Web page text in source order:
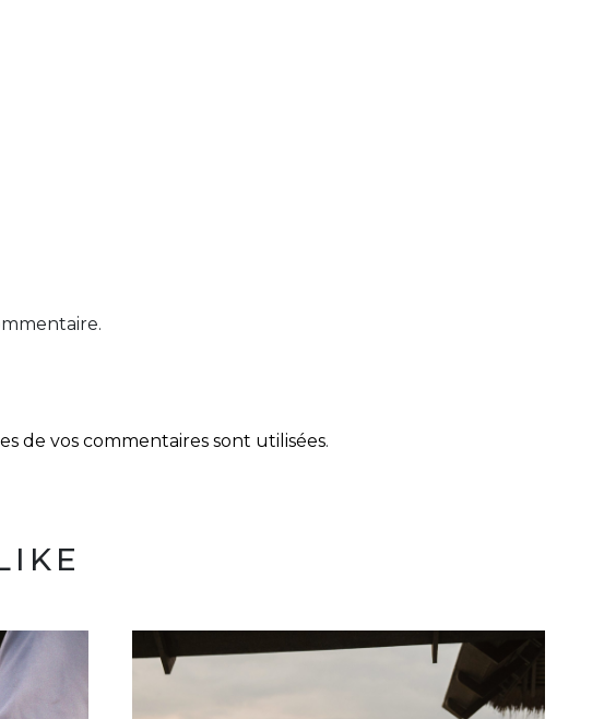
de vos commentaires sont utilisées.